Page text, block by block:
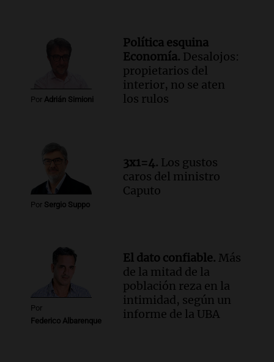
públicas en 14 meses
Panorama Federal
Audio.Una mujer murió cuando
esperaba cobrar su jubilación en un
Episodios
Por Adrián Simioni
Política esquina
Economía. Desalojos:
propietarios del
interior, no se aten
los rulos
Por Sergio Suppo
3x1=4. Los gustos
caros del ministro
Caputo
Por
Federico Albarenque
El dato confiable. Más
de la mitad de la
población reza en la
intimidad, según un
informe de la UBA